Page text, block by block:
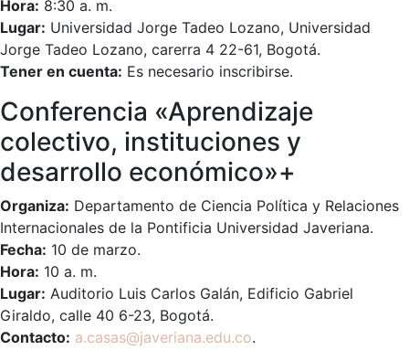
Hora: 8:30 a. m.
Lugar: Universidad Jorge Tadeo Lozano, Universidad
Jorge Tadeo Lozano, carerra 4 22-61, Bogotá.
Tener en cuenta: Es necesario inscribirse.
Conferencia «Aprendizaje
colectivo, instituciones y
desarrollo económico»+
Organiza: Departamento de Ciencia Política y Relaciones
Internacionales de la Pontificia Universidad Javeriana.
Fecha: 10 de marzo.
Hora: 10 a. m.
Lugar: Auditorio Luis Carlos Galán, Edificio Gabriel
Giraldo, calle 40 6-23, Bogotá.
Contacto: a.casas@javeriana.edu.co.